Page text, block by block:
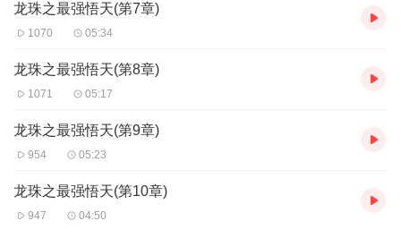
龙珠之最强悟天(第7章)
1070 05:34
龙珠之最强悟天(第8章)
1071 05:17
龙珠之最强悟天(第9章)
954 05:23
龙珠之最强悟天(第10章)
947 04:50